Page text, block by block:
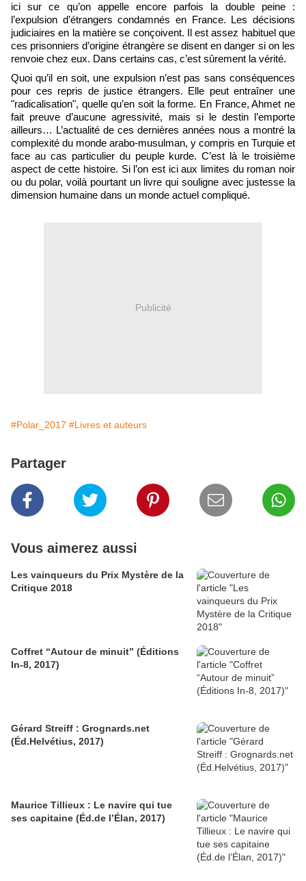
ici sur ce qu’on appelle encore parfois la double peine :
l’expulsion d’étrangers condamnés en France. Les décisions
judiciaires en la matière se conçoivent. Il est assez habituel que
ces prisonniers d’origine étrangère se disent en danger si on les
renvoie chez eux. Dans certains cas, c’est sûrement la vérité.
Quoi qu’il en soit, une expulsion n’est pas sans conséquences
pour ces repris de justice étrangers. Elle peut entraîner une
"radicalisation", quelle qu’en soit la forme. En France, Ahmet ne
fait preuve d’aucune agressivité, mais si le destin l’emporte
ailleurs… L’actualité de ces dernières années nous a montré la
complexité du monde arabo-musulman, y compris en Turquie et
face au cas particulier du peuple kurde. C’est là le troisième
aspect de cette histoire. Si l’on est ici aux limites du roman noir
ou du polar, voilà pourtant un livre qui souligne avec justesse la
dimension humaine dans un monde actuel compliqué.
Publicité
#Polar_2017 #Livres et auteurs
Partager
Vous aimerez aussi
Les vainqueurs du Prix Mystère de la
Critique 2018
Coffret “Autour de minuit” (Éditions
In-8, 2017)
Gérard Streiff : Grognards.net
(Éd.Helvétius, 2017)
Maurice Tillieux : Le navire qui tue
ses capitaine (Éd.de l’Élan, 2017)